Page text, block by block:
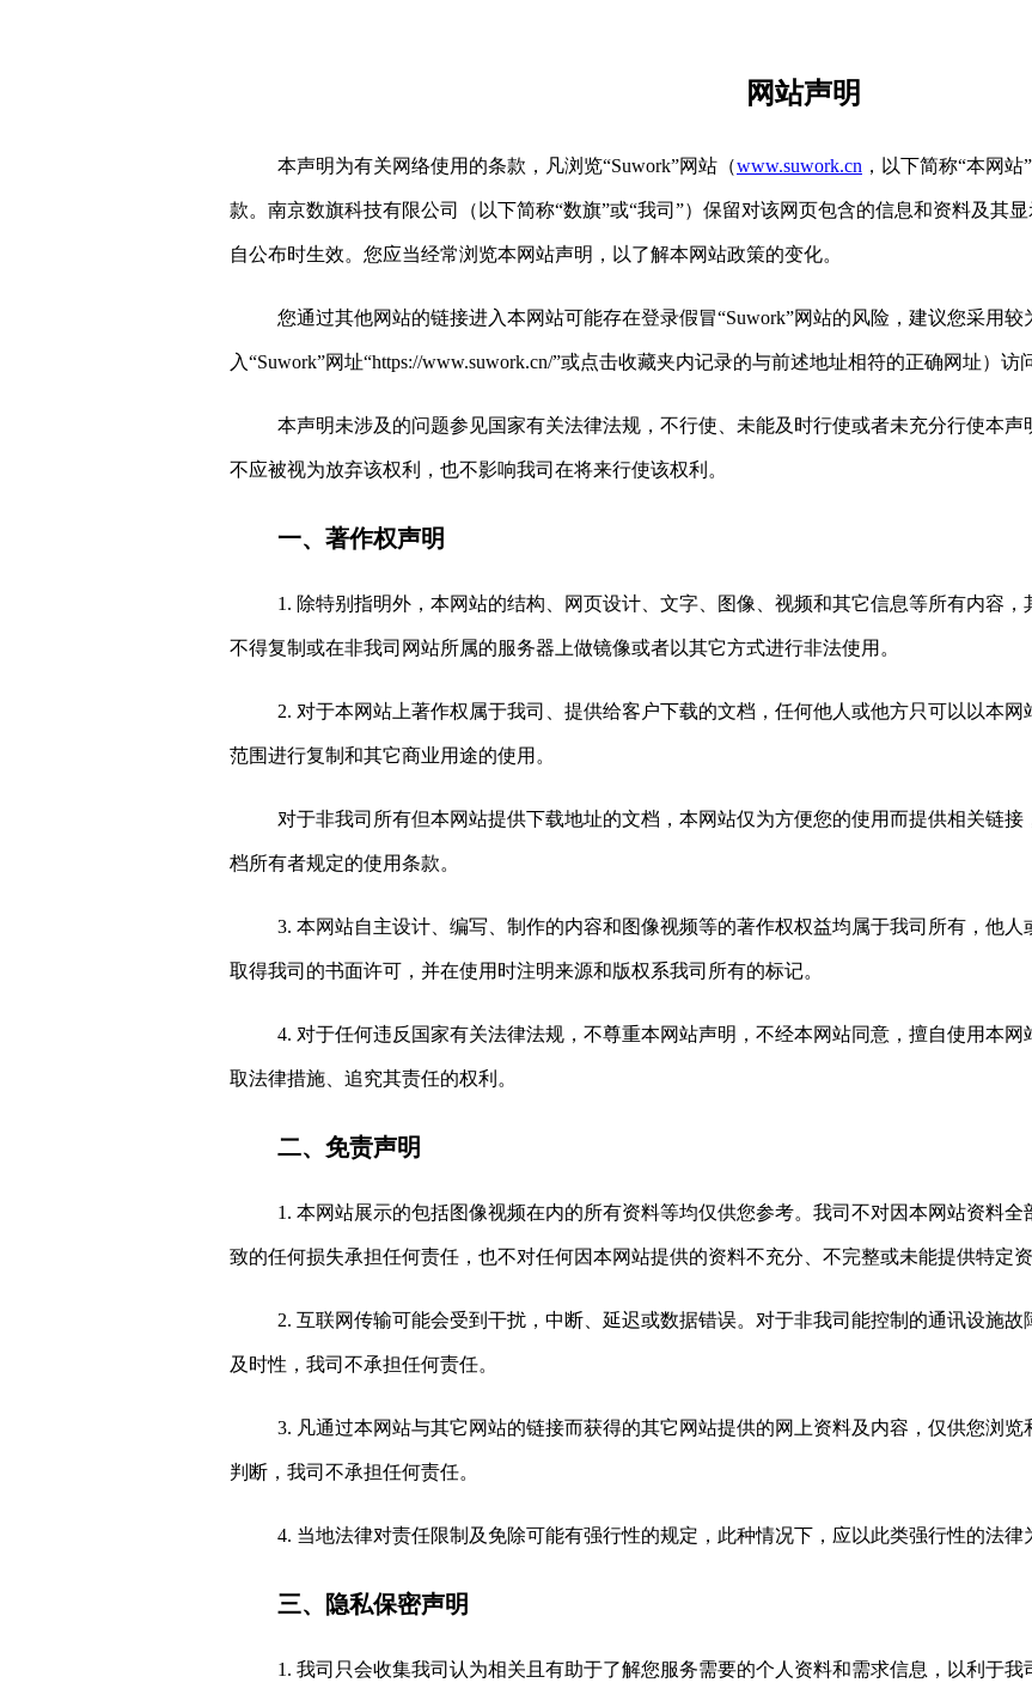
网站声明
本声明为有关网络使用的条款，凡浏览“Suwork”网站（www.suwork.cn ，以下简称“本网站
款。南京数旗科技有限公司（以下简称“数旗”或“我司”）保留对该网页包含的信息和资料及其
自公布时生效。您应当经常浏览本网站声明，以了解本网站政策的变化。
您通过其他网站的链接进入本网站可能存在登录假冒“Suwork”网站的风险，建议您采用
入“Suwork”网址“https://www.suwork.cn/”或点击收藏夹内记录的与前述地址相符的正确网址）访
本声明未涉及的问题参见国家有关法律法规，不行使、未能及时行使或者未充分行使本声
不应被视为放弃该权利，也不影响我司在将来行使该权利。
一、 著作权声明
1. 除特别指明外，本网站的结构、网页设计、文字、图像 、视频和其它信息等所有内容，
不得复制或在非我司 网站所属的服务器上做镜像或者以其它方式进行非法使用。
2. 对于本网站上著作权属于我司、提供给客户下载的文档，任何他人或他方只可以以本
范围进行复制和其它商业用途的使用。
对于非我司所有但本网站提供下载地址的文档，本网站仅为方便您的使用而提供相关链
档所有者规定的使用条款。
3. 本网站自主设计、编写、制作的内容和图像视频等的著作权权益均属于我司所有，他
取得我司的书面许可，并在使用时注明来源和版权系我司所有的标记。
4. 对于任何违反国家有关法律法规，不尊重本网站声明，不经本网站同意，擅自使用本网
取法律措施 追究其责任的权利。
二、免责声明
1 . 本网站展示的包括图像视频在内的所有资料等均仅供您参考。 我司不对因本网站资料全
致的任何损失承担任何责任，也不对任何因本网站提供的资料不充分、不完整或未能提供特定
2. 互联网传输可能会受到干扰，中断、延迟或数据错误。对于非我司能控制的通讯设施故
及时性，我司不承担任何责任。
3. 凡通过本网站与其它网站的链接而获得的其它网站提供的网上资料及内容，仅供您浏
判断，我司不承担任何责任。
4. 当地法律对责任限制及免除可能有强行性的规定，此种情况下，应以此类强行性的法律
三、隐私保密声明
1. 我司只会收集我司认为相关且有助于了解您服务需要的个人 资料和需求信息 ，以利于我